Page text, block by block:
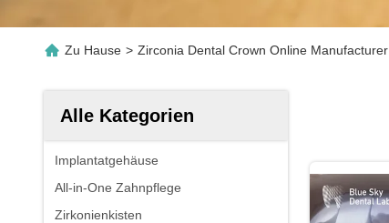
Zu Hause > Zirconia Dental Crown Online Manufacturer
Alle Kategorien
Implantatgehäuse
All-in-One Zahnpflege
Zirkonienkisten